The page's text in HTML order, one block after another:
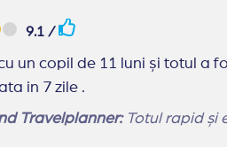
9.1 /
un copil de 11 luni și totul a
in 7 zile .
Travelplanner: Totul rapid și